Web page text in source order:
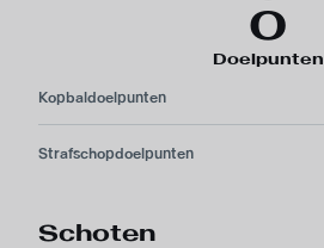
0
Doelpunten
Kopbaldoelpunten
Strafschopdoelpunten
Schoten